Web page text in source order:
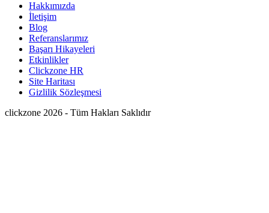
Hakkımızda
İletişim
Blog
Referanslarımız
Başarı Hikayeleri
Etkinlikler
Clickzone HR
Site Haritası
Gizlilik Sözleşmesi
clickzone 2026 - Tüm Hakları Saklıdır